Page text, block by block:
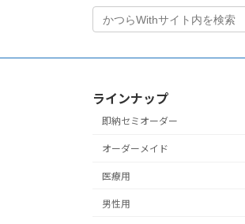
ラインナップ
即納セミオーダー
オーダーメイド
医療用
男性用